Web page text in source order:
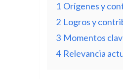
1 Orígenes y
2 Logros y
3 Momentos
4 Relevancia